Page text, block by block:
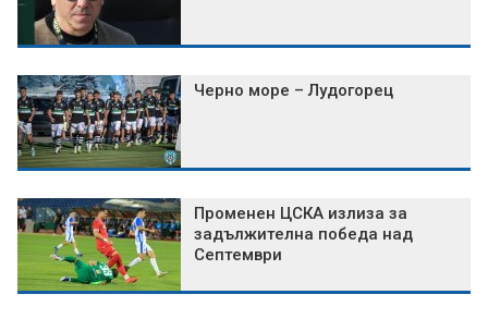
Черно море – Лудогорец
Променен ЦСКА излиза за
задължителна победа над
Септември